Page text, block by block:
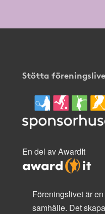
Stötta
En del av AwardIt
Föreningslivet är
samhälle. Det